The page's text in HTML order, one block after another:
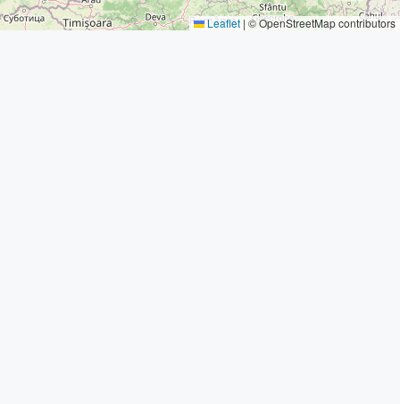
Leaflet | © OpenStreetMap contributors